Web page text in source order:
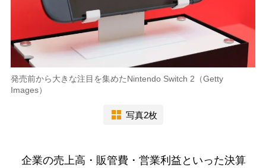
発売前から大きな注目を集めたNintendo Switch 2（Getty
Images）
写真2枚
企業の売上高・販管費・営業利益といった決算